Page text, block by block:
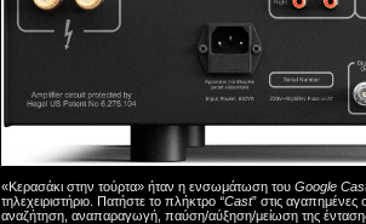
«Κερασάκι στην τούρτα» ήταν η ενσωμάτωση του Google
τηλεχειριστήριο. Πατήστε το πλήκτρο “Cast” στις αγαπημένες
αναζήτηση, αναπαραγωγή, παύση/αύξηση/μείωση της